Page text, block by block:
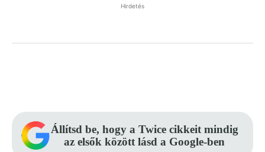
Hirdetés
Állítsd be, hogy a Twice cikkeit mindig
az elsők között lásd a Google-ben